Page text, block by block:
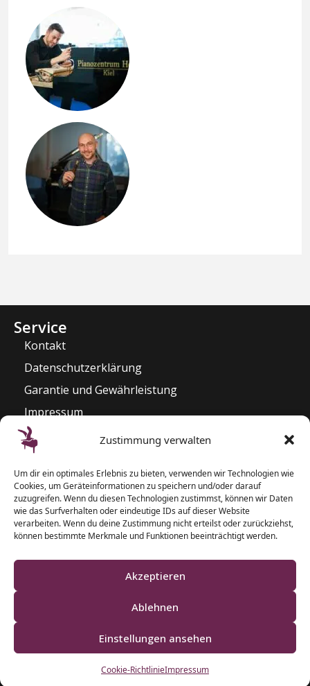
Zustimmung verwalten
Um dir ein optimales Erlebnis zu bieten, verwenden wir Technologien wie
Cookies, um Geräteinformationen zu speichern und/oder darauf
zuzugreifen. Wenn du diesen Technologien zustimmst, können wir Daten
wie das Surfverhalten oder eindeutige IDs auf dieser Website
verarbeiten. Wenn du deine Zustimmung nicht erteilst oder zurückziehst,
können bestimmte Merkmale und Funktionen beeinträchtigt werden.
Akzeptieren
Ablehnen
Einstellungen ansehen
Cookie-RichtlinieImpressum
Service
Kontakt
Datenschutzerklärung
Garantie und Gewährleistung
Impressum
Widerrufsrecht
Kontakt
Pianozentrum Hoppe
Sophienblatt 82 – 86
24114 Kiel
T: 0431 – 5 50 87 77
F: 0431 – 2 00 40 09
Klaviere und Pianos aus Schleswig-Holstein